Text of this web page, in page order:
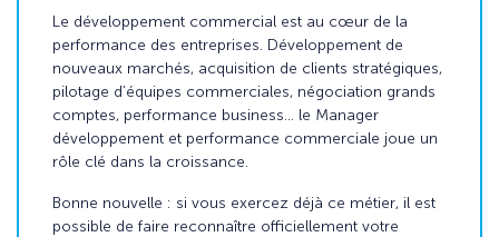
Le développement commercial est au cœur de la
performance des entreprises. Développement de
nouveaux marchés, acquisition de clients stratégiques,
pilotage d’équipes commerciales, négociation grands
comptes, performance business… le Manager
développement et performance commerciale joue un
rôle clé dans la croissance.
Bonne nouvelle : si vous exercez déjà ce métier, il est
possible de faire reconnaître officiellement votre